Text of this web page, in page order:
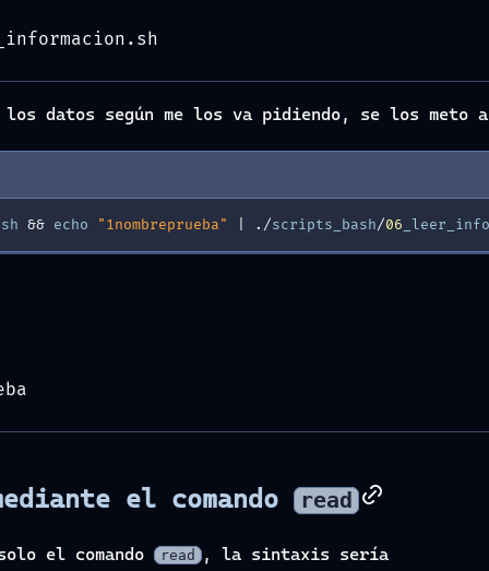
los datos según me los va pidiendo, se los meto
sh && echo "1nombreprueba" ./scripts_bash/06
el comando read
el comando read , la sintaxis sería